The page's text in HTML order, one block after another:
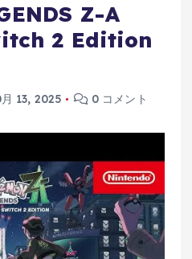
Z-A
2 Edition
13, 2025 0 コメント